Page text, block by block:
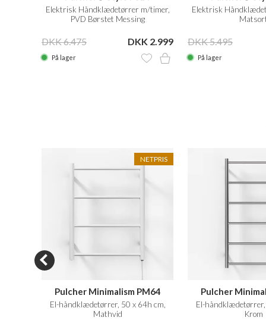
Elektrisk Håndklædetørrer m/timer,
PVD Børstet Messing
DKK 6.475 DKK 2.999
På lager
Elektrisk
DKK 5.495
På lager
NETPRIS
Pulcher Minimalism PM64
El-håndklædetørrer, 50 x 64h cm,
Mathvid
Pulcher
El-håndklædetørrer,
Krom